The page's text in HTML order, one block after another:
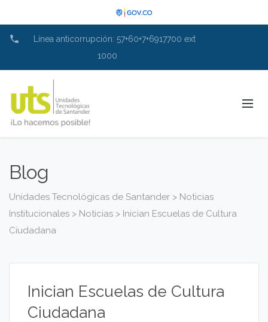
phone
Línea anticorrupción: 57+60+7+6917700 ext
1000
Blog
Unidades Tecnológicas de Santander > Noticias
Institucionales > Noticias > Inician Escuelas de Cultura
Ciudadana
Inician Escuelas de Cultura
Ciudadana